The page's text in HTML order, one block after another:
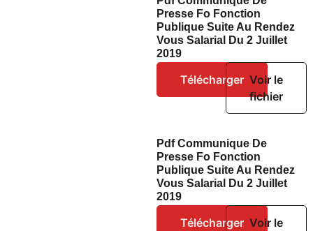
Presse Fo Fonction
Publique Suite Au Rendez
Vous Salarial Du 2 Juillet
2019
Télécharger Voir le
fichier
Pdf Communique De
Presse Fo Fonction
Publique Suite Au Rendez
Vous Salarial Du 2 Juillet
2019
Télécharger Voir le